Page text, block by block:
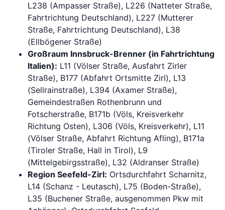
L238 (Ampasser Straße), L226 (Natteter Straße,
Fahrtrichtung Deutschland), L227 (Mutterer
Straße, Fahrtrichtung Deutschland), L38
(Ellbögener Straße)
Großraum Innsbruck-Brenner (in Fahrtrichtung
Italien): L11 (Völser Straße, Ausfahrt Zirler
Straße), B177 (Abfahrt Ortsmitte Zirl), L13
(Sellrainstraße), L394 (Axamer Straße),
Gemeindestraßen Rothenbrunn und
Fotscherstraße, B171b (Völs, Kreisverkehr
Richtung Osten), L306 (Völs, Kreisverkehr), L11
(Völser Straße, Abfahrt Richtung Afling), B171a
(Tiroler Straße, Hall in Tirol), L9
(Mittelgebirgsstraße), L32 (Aldranser Straße)
Region Seefeld-Zirl: Ortsdurchfahrt Scharnitz,
L14 (Schanz - Leutasch), L75 (Boden-Straße),
L35 (Buchener Straße, ausgenommen Pkw mit